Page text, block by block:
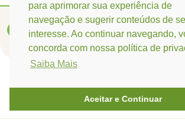
para aprimorar sua experiência de
navegação e sugerir conteúdos de
interesse. Ao continuar navegando,
concorda com nossa política de
Saiba Mais
Aceitar e Continuar
Campo Verde - MT
Base: Rondonópolis - MT
Rua Espirito Santos 11, Quadra
(66) 3421-3741 / (66) 9 9647-0475